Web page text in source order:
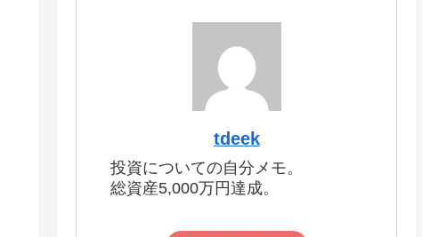
tdeek
投資についての自分メモ。
総資産5,000万円達成。